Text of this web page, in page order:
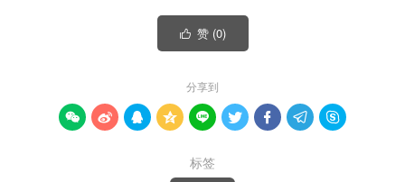
 赞 (0)
分享到
        
标签